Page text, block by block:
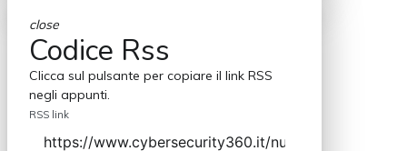
close
Codice Rss
Clicca sul pulsante per copiare il link RSS
negli appunti.
RSS link